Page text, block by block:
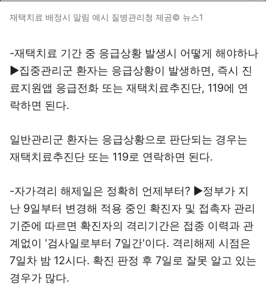
재택치료 배정시 알림 예시 질병관리청 제공© 뉴스1
-재택치료 기간 중 응급상황 발생시 어떻게 해야하나
▶집중관리군 환자는 응급상황이 발생하면, 즉시 진
료지원앱 응급전화 또는 재택치료추진단, 119에 연
락하면 된다.
일반관리군 환자는 응급상황으로 판단되는 경우는
재택치료추진단 또는 119로 연락하면 된다.
-자가격리 해제일은 정확히 언제부터? ▶정부가 지
난 9일부터 변경해 적용 중인 확진자 및 접촉자 관리
기준에 따르면 확진자의 격리기간은 접종 이력과 관
계없이 '검사일로부터 7일간'이다. 격리해제 시점은
7일차 밤 12시다. 확진 판정 후 7일로 잘못 알고 있는
경우가 많다.